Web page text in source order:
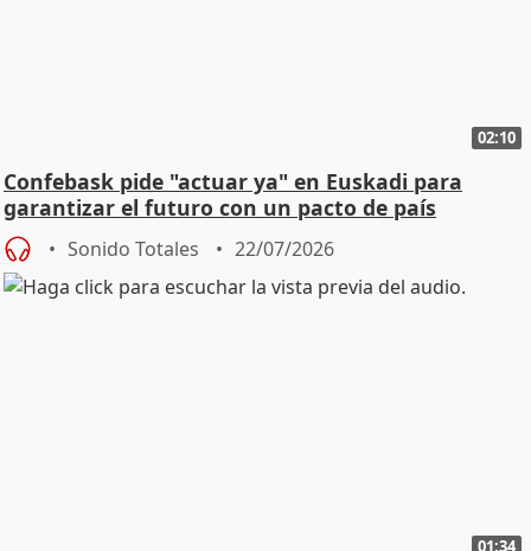
02:10
Confebask pide "actuar ya" en Euskadi para
garantizar el futuro con un pacto de país
Sonido Totales 22/07/2026
01:34